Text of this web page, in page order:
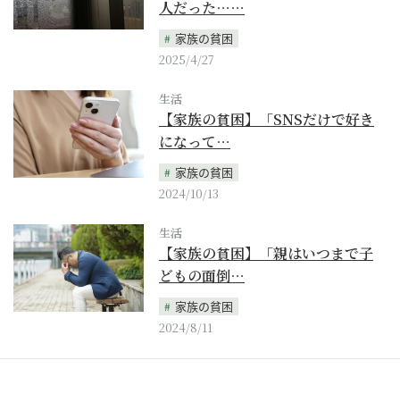
人だった……
家族の貧困
2025/4/27
生活
【家族の貧困】「SNSだけで好き
になって…
家族の貧困
2024/10/13
生活
【家族の貧困】「親はいつまで子
どもの面倒…
家族の貧困
2024/8/11